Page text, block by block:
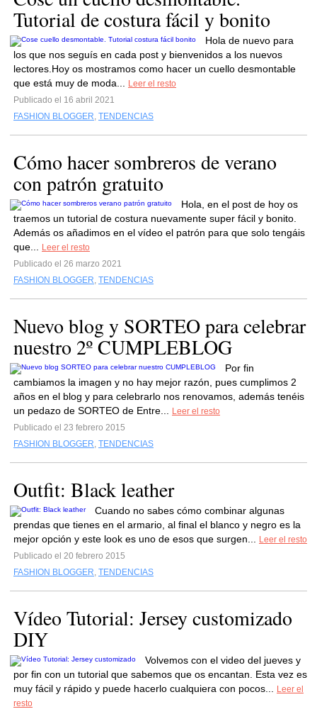
Tutorial de costura fácil y bonito
Hola de nuevo para
los que nos seguís en cada post y bienvenidos a los nuevos
lectores.Hoy os mostramos como hacer un cuello desmontable
que está muy de moda...
Leer el resto
Publicado el 16 abril 2021
FASHION BLOGGER, TENDENCIAS
Cómo hacer sombreros de verano
con patrón gratuito
Hola, en el post de hoy os
traemos un tutorial de costura nuevamente super fácil y bonito.
Además os añadimos en el vídeo el patrón para que solo tengáis
que...
Leer el resto
Publicado el 26 marzo 2021
FASHION BLOGGER, TENDENCIAS
Nuevo blog y SORTEO para celebrar
nuestro 2º CUMPLEBLOG
Por fin
cambiamos la imagen y no hay mejor razón, pues cumplimos 2
años en el blog y para celebrarlo nos renovamos, además tenéis
un pedazo de SORTEO de Entre...
Leer el resto
Publicado el 23 febrero 2015
FASHION BLOGGER, TENDENCIAS
Outfit: Black leather
Cuando no sabes cómo combinar algunas
prendas que tienes en el armario, al final el blanco y negro es la
mejor opción y este look es uno de esos que surgen...
Leer el resto
Publicado el 20 febrero 2015
FASHION BLOGGER, TENDENCIAS
Vídeo Tutorial: Jersey customizado
DIY
Volvemos con el video del jueves y
por fin con un tutorial que sabemos que os encantan. Esta vez es
muy fácil y rápido y puede hacerlo cualquiera con pocos...
Leer el
resto